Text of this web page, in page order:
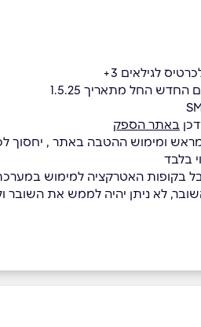
לגילאים 3+
החל מתאריך 1.5.25
באתר הספק
ומימוש ההטבה באתר , יחסוך
בלבד
בקופות האטרקציה למימוש
לא ניתן יהיה לממש את השובר ולא